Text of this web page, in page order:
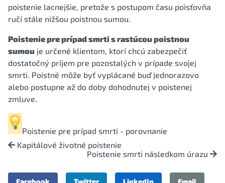
poistenie lacnejšie, pretože s postupom času poisťovňa
ručí stále nižšou poistnou sumou.
Poistenie pre prípad smrti s rastúcou poistnou
sumou je určené klientom, ktorí chcú zabezpečiť
dostatočný príjem pre pozostalých v prípade svojej
smrti. Poistné môže byť vyplácané buď jednorazovo
alebo postupne až do doby dohodnutej v poistenej
zmluve.
Poistenie pre prípad smrti - porovnanie
Kapitálové životné poistenie
Poistenie smrti následkom úrazu
Facebook Twitter LinkedIn Email